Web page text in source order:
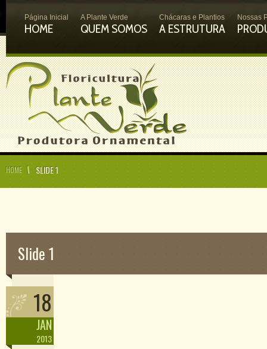
Página Inicial
HOME
A Plante Verde
QUEM SOMOS
Chácaras e Plantios
A ESTRUTURA
Nossas
HOME SLIDE 1
Slide 1
18
JAN
2013